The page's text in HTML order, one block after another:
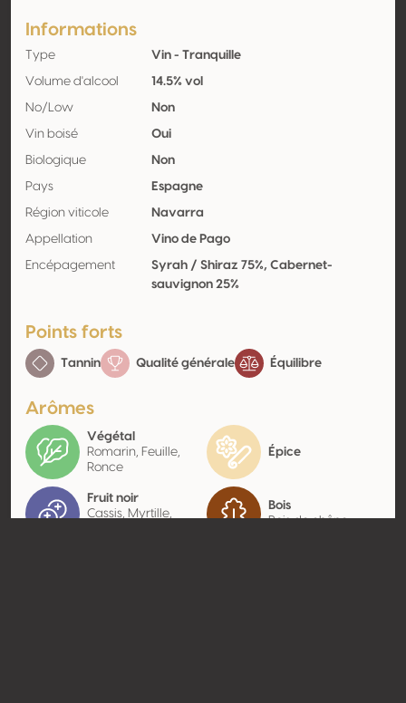
Informations
Type Vin - Tranquille
Volume d'alcool 14.5% vol
No/Low Non
Vin boisé Oui
Biologique Non
Pays Espagne
Région viticole Navarra
Appellation Vino de Pago
Encépagement
Syrah / Shiraz 75%, Cabernet-
sauvignon 25%
Points forts
Tannin Qualité générale Équilibre
Arômes
Végétal
Romarin, Feuille,
Ronce
Épice
Fruit noir
Cassis, Myrtille,
Bois
Bois de chêne